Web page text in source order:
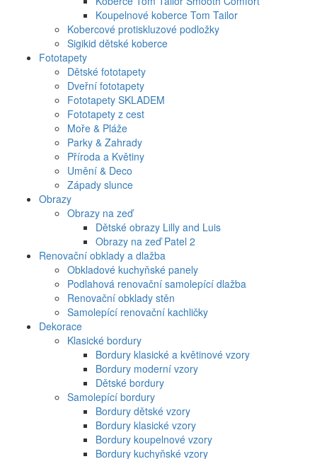
Koupelnové koberce Tom Tailor
Kobercové protiskluzové podložky
Sigikid dětské koberce
Fototapety
Dětské fototapety
Dveřní fototapety
Fototapety SKLADEM
Fototapety z cest
Moře & Pláže
Parky & Zahrady
Příroda a Květiny
Umění & Deco
Západy slunce
Obrazy
Obrazy na zeď
Dětské obrazy Lilly and Luis
Obrazy na zeď Patel 2
Renovační obklady a dlažba
Obkladové kuchyňské panely
Podlahová renovační samolepící dlažba
Renovační obklady stěn
Samolepící renovační kachličky
Dekorace
Klasické bordury
Bordury klasické a květinové vzory
Bordury moderní vzory
Dětské bordury
Samolepící bordury
Bordury dětské vzory
Bordury klasické vzory
Bordury koupelnové vzory
Bordury kuchyňské vzory